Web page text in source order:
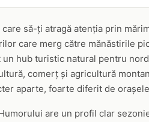
să-ți atragă atenția prin
care merg către mănăstirile
hub turistic natural pentru
comerț și agricultură
aparte, foarte diferit de
are un profil clar